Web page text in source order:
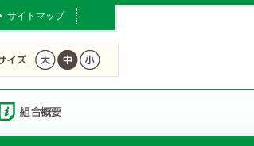
サイトマップ